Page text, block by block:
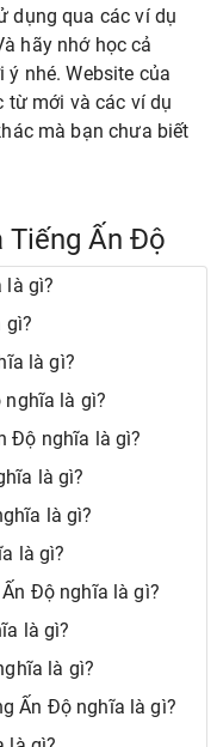
dụng qua các ví dụ
hãy nhớ học cả
nhé. Website của
từ mới và các ví dụ
mà bạn chưa biết
Tiếng Ấn Độ
là gì?
gì?
là gì?
nghĩa là gì?
Độ nghĩa là gì?
là gì?
là gì?
là gì?
Độ nghĩa là gì?
là gì?
là gì?
Ấn Độ nghĩa là gì?